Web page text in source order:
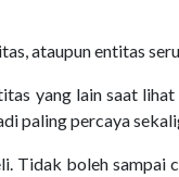
ataupun entitas
yang lain saat
paling percaya
boleh